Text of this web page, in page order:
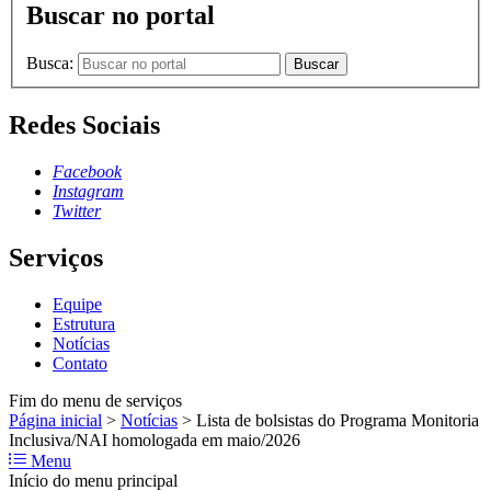
Buscar no portal
Busca: Buscar
Redes Sociais
Facebook
Instagram
Twitter
Serviços
Equipe
Estrutura
Notícias
Contato
Fim do menu de serviços
Página inicial > Notícias > Lista de bolsistas do Programa Monitoria
Inclusiva/NAI homologada em maio/2026
Menu
Início do menu principal